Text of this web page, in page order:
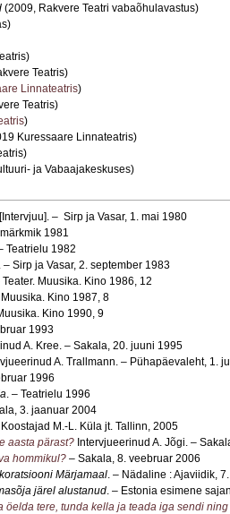
(2009, Rakvere Teatri vabaõhulavastus)
Teatris)
Linnateatris)
Teatris)
)
Kuressaare Linnateatris)
ja Vabaajakeskuses)
– Sirp ja Vasar, 1. mai 1980
1981
Teatrielu 1982
– Sirp ja Vasar, 2. september 1983
Muusika. Kino 1986, 12
Muusika. Kino 1987, 8
Kino 1990, 9
1993
A. Kree. – Sakala, 20. juuni 1995
A. Trallmann. – Pühapäevaleht, 1.
1996
. – Teatrielu 1996
3. jaanuar 2004
M.-L. Küla jt. Tallinn, 2005
aasta pärast? Intervjueerinud A. Jõgi. –
hommikul? – Sakala, 8. veebruar 2006
Märjamaal. – Nädaline : Ajaviidik,
järel alustanud. – Estonia esimene
öelda tere, tunda kella ja teada iga sendi